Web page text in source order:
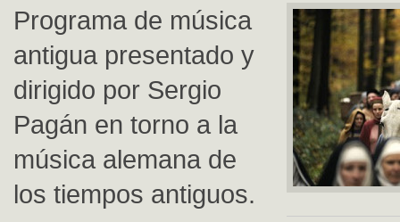
Programa de música
antigua presentado y
dirigido por Sergio
Pagán en torno a la
música alemana de
los tiempos antiguos.